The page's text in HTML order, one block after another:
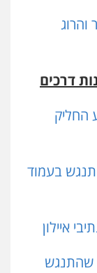
והרוג
החליק
התנגש בעמוד
איילון
שהתנגש